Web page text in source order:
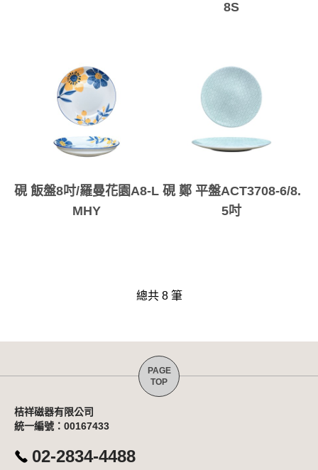
8S
硯 飯盤8吋/羅曼花園A8-L
MHY
硯 鄭 平盤ACT3708-6/8.
5吋
總共 8 筆
桔祥磁器有限公司
統一編號：00167433
02-2834-4488